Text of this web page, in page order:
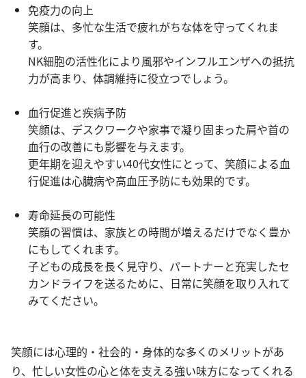
免疫力の向上
笑顔は、多忙な生活で疲れがちな体を守ってくれま
す。
NK細胞の活性化により風邪やインフルエンザへの抵抗
力が高まり、体調維持に役立つでしょう。
血行促進と疾病予防
笑顔は、デスクワークや家事で凝り固まった肩や首の
血行の改善にも影響を与えます。
更年期を迎えやすい40代女性にとって、笑顔による血
行促進は心臓病や高血圧予防にも効果的です。
寿命延長の可能性
笑顔の習慣は、家族との時間が増えるだけでなく豊か
にもしてくれます。
子どもの成長を長く見守り、パートナーと充実したセ
カンドライフを送るために、日常に笑顔を取り入れて
みてください。
笑顔には心理的・社会的・身体的な多くのメリットがあ
り、忙しい女性の心と体を支える強い味方になってくれる